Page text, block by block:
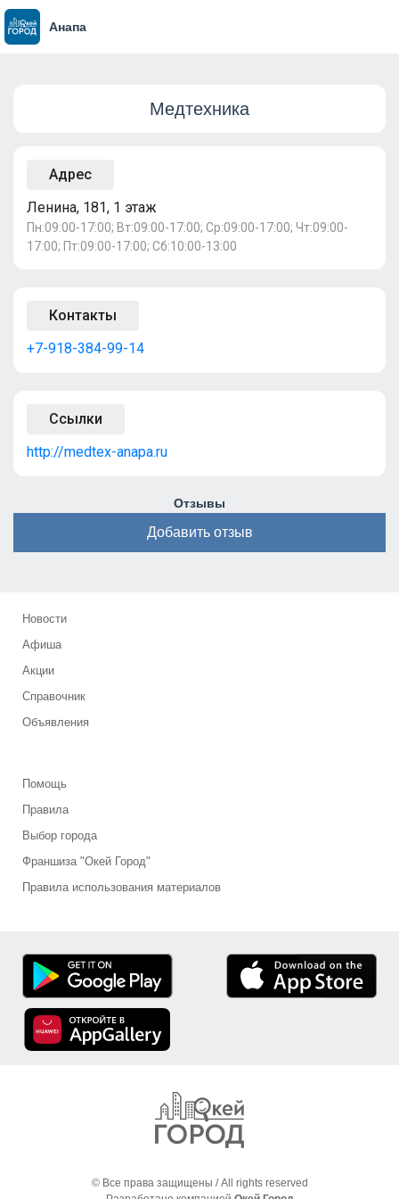
Анапа
Медтехника
Адрес
Ленина, 181, 1 этаж
Пн:09:00-17:00; Вт:09:00-17:00; Ср:09:00-17:00; Чт:09:00-
17:00; Пт:09:00-17:00; Сб:10:00-13:00
Контакты
+7-918-384-99-14
Ссылки
http://medtex-anapa.ru
Отзывы
Добавить отзыв
Новости
Афиша
Акции
Справочник
Объявления
Помощь
Правила
Выбор города
Франшиза "Окей Город"
Правила использования материалов
© Все права защищены / All rights reserved